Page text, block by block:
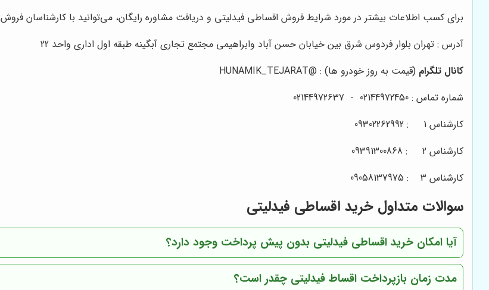
برای کسب اطلاعات بیشتر در مورد شرایط فروش اقساطی فیدلیتی و دریافت مشاوره رایگان، می‌توانید با کارشناسان فروش
آدرس : تهران بلوار فردوس شرق بین خیابان حسن آباد وابراهیمی مجتمع تجاری آبگینه طبقه اول اداری واحد 22
کانال تلگرام (قیمت به روز خودرو ها) : @HUNAMIK_TEJARAT
شماره تماس : 02144972450
-
02144972637
کارشناس 1 :
09302262992
کارشناس 2 :
09391300868
کارشناس 3 :
09058137975
سوالات متداول خرید اقساطی فیدلیتی
آیا امکان خرید اقساطی فیدلیتی بدون پیش پرداخت وجود دارد؟
مدت زمان بازپرداخت اقساط فیدلیتی چقدر است؟